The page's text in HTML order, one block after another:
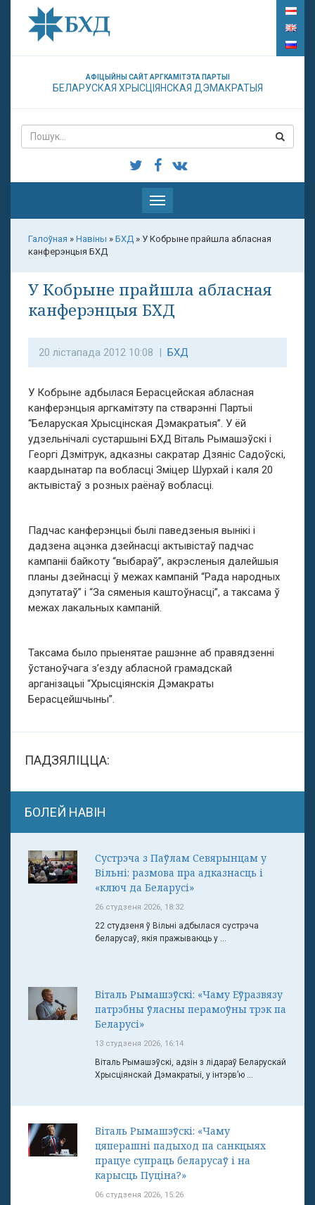
АФІЦЫЙНЫ САЙТ АРГКАМІТЭТА ПАРТЫІ
БЕЛАРУСКАЯ ХРЫСЦІЯНСКАЯ ДЭМАКРАТЫЯ
Паказаць
меню
Галоўная » Навіны » БХД » У Кобрыне прайшла абласная
канферэнцыя БХД
У Кобрыне прайшла абласная
канферэнцыя БХД
20 лістапада 2012 10:08 | БХД
У Кобрыне адбылася Берасцейская абласная
канферэнцыя аргкамітэту па стварэнні Партыі
“Беларуская Хрысцінская Дэмакратыя”. У ёй
удзельнічалі сустаршыні БХД Віталь Рымашэўскі і
Георгі Дзмітрук, адказны сакратар Дзяніс Садоўскі,
каардынатар па вобласці Зміцер Шурхай і каля 20
актывістаў з розных раёнаў вобласці.
Падчас канферэнцыі былі паведзеныя вынікі і
дадзена ацэнка дзейнасці актывістаў падчас
кампаніі байкоту “выбараў”, акрэсленыя далейшыя
планы дзейнасці ў межах кампаній “Рада народных
дэпутатаў” і “За сяменыя каштоўнасці”, а таксама ў
межах лакальных кампаній.
Таксама было прыенятае рашэнне аб правядзенні
ўстаноўчага з’езду абласной грамадскай
арганізацыі “Хрысціянскія Дэмакраты
Берасцейшчыны”.
ПАДЗЯЛІЦЦА:
БОЛЕЙ НАВІН
Сустрэча з Паўлам Севярынцам у
Вільні: размова пра адказнасць і
«ключ да Беларусі»
26 студзеня 2026, 18:32
22 студзеня ў Вільні адбылася сустрэча
беларусаў, якія пражываюць у ...
Віталь Рымашэўскі: «Чаму Еўразвязу
патрэбны ўласны перамоўны трэк па
Беларусі»
13 студзеня 2026, 16:14
Віталь Рымашэўскі, адзін з лідараў Беларускай
Хрысціянскай Дэмакратыі, у інтэрв’ю ...
Віталь Рымашэўскі: «Чаму
цяперашні падыход па санкцыях
працуе супраць беларусаў і на
карысць Пуціна?»
06 студзеня 2026, 15:26